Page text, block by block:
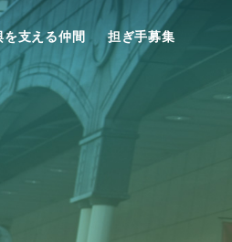
を支える仲間 担ぎ手募集